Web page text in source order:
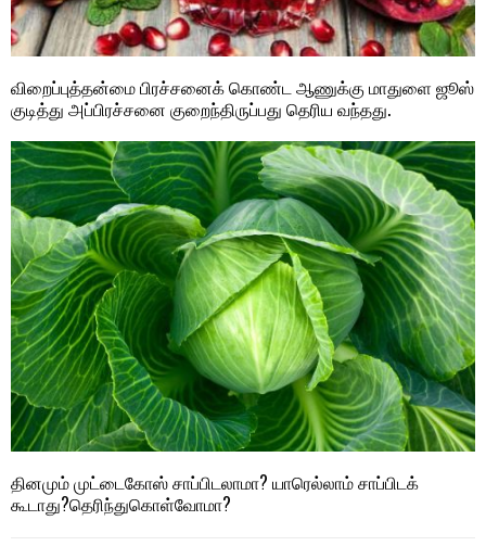
விறைப்புத்தன்மை பிரச்சனைக் கொண்ட ஆணுக்கு மாதுளை ஜூஸ்
குடித்து அப்பிரச்சனை குறைந்திருப்பது தெரிய வந்தது.
தினமும் முட்டைகோஸ் சாப்பிடலாமா? யாரெல்லாம் சாப்பிடக்
கூடாது?தெரிந்துகொள்வோமா?